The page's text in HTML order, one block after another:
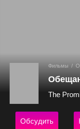
Фильмы /
The
Обсудить